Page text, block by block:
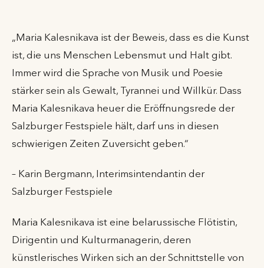
„Maria Kalesnikava ist der Beweis, dass es die Kunst
ist, die uns Menschen Lebensmut und Halt gibt.
Immer wird die Sprache von Musik und Poesie
stärker sein als Gewalt, Tyrannei und Willkür. Dass
Maria Kalesnikava heuer die Eröffnungsrede der
Salzburger Festspiele hält, darf uns in diesen
schwierigen Zeiten Zuversicht geben.“
– Karin Bergmann, Interimsintendantin der
Salzburger Festspiele
Maria Kalesnikava ist eine belarussische Flötistin,
Dirigentin und Kulturmanagerin, deren
künstlerisches Wirken sich an der Schnittstelle von